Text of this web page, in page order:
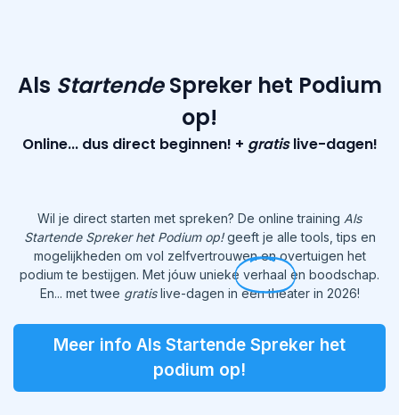
Als StartendeSpreker het Podium
op!
Online... dus direct beginnen! + gratislive-dagen!
Wil je direct starten met spreken? De online training Als
Startende Spreker het Podium op!geeft je alle tools, tips en
mogelijkheden om vol zelfvertrouwen en overtuigen het
podium te bestijgen. Met jóuw unieke verhaal en boodschap.
En... met twee gratislive-dagen in een theater in 2026!
Meer info Als Startende Spreker het
podium op!